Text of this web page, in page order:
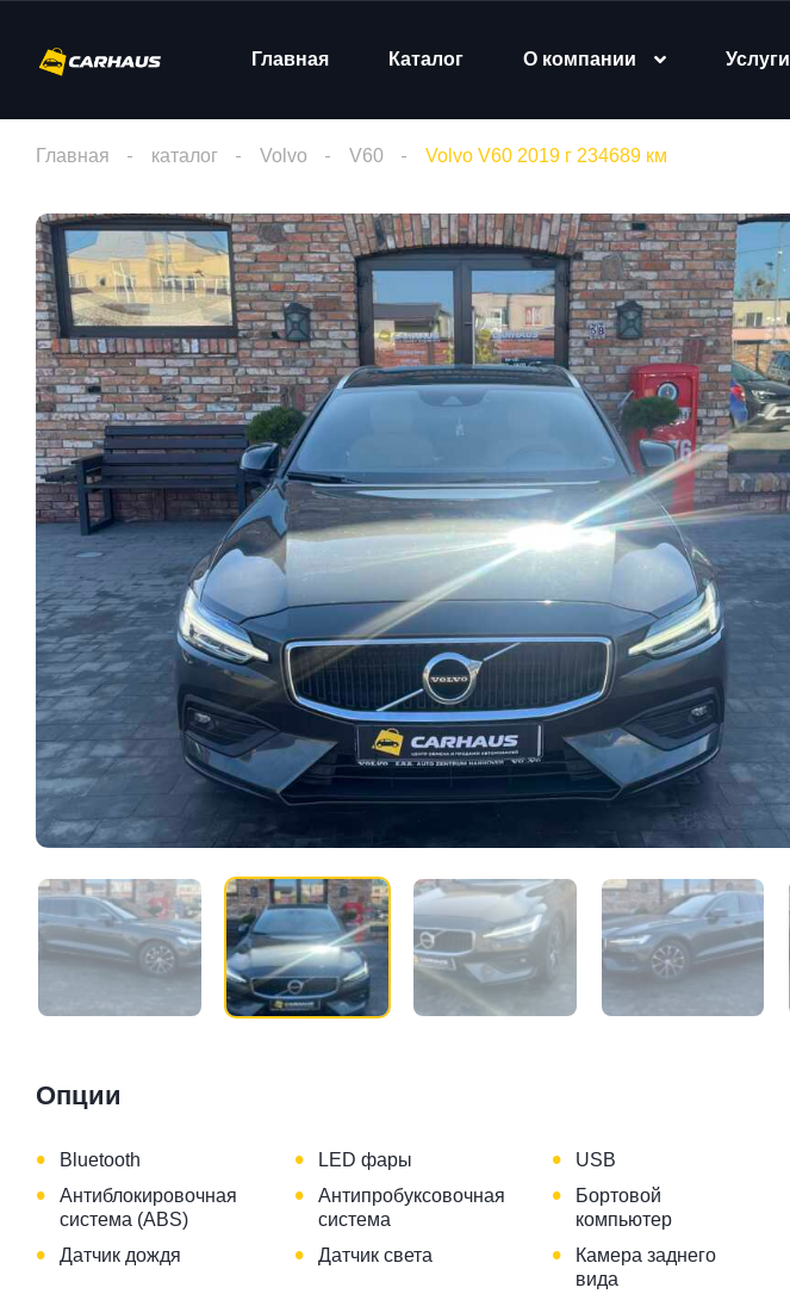
Главная Каталог О компании Услуги
Главная каталог Volvo V60 Volvo V60 2019 г 234689 км
Опции
• Bluetooth • LED фары • USB
•
Антиблокировочная
система (ABS)
•
Антипробуксовочная
система
•
Бортовой
компьютер
• Датчик дождя • Датчик света •
Камера заднего
вида